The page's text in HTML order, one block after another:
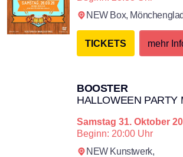
NEW Box,
TICKETS mehr
BOOSTER
HALLOWEEN PARTY
Samstag 31. Oktober
Beginn: 20:00 Uhr
NEW Kunstwerk,